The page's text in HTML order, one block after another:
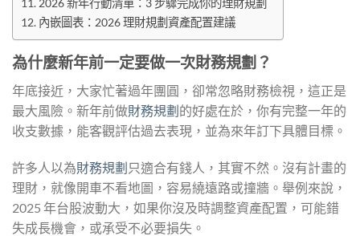
2026 新年行動清單：3 步驟完成你的理財規劃
內嵌圖表：2026 理財規劃資產配置建議
為什麼新年前一定要做一次財務規劃？
年底接近，大家忙著過年團圓，卻常忽略財務檢視，這正是
最大風險。新年前做財務規劃的好處在於，你有完整一年的
收支數據，能客觀評估過去表現，並為來年訂下具體目標。
許多人以為財務規劃只適合有錢人，其實不然。沒有計畫的
理財，就像開車不看地圖，容易繞遠路或撞牆。舉例來說，
2025 年台股波動大，如果你沒及時調整資產配置，可能錯
失成長機會，或承受不必要損失。